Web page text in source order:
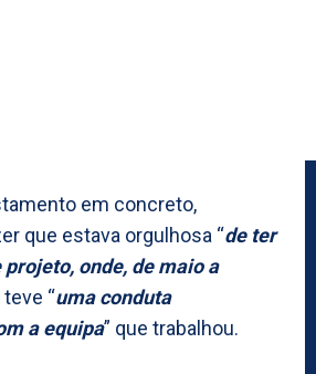
em concreto,
que estava orgulhosa “de ter
onde, de maio a
teve “uma conduta
a equipa” que trabalhou.